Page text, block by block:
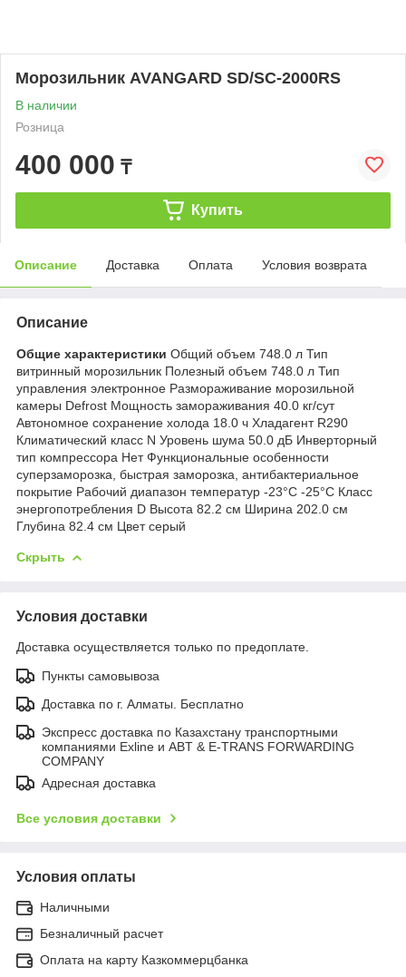
Морозильник AVANGARD SD/SC-2000RS
В наличии
Розница
400 000 ₸
Купить
Описание Доставка Оплата Условия возврата
Описание
Общие характеристики Общий объем 748.0 л Тип
витринный морозильник Полезный объем 748.0 л Тип
управления электронное Размораживание морозильной
камеры Defrost Мощность замораживания 40.0 кг/сут
Автономное сохранение холода 18.0 ч Хладагент R290
Климатический класс N Уровень шума 50.0 дБ Инверторный
тип компрессора Нет Функциональные особенности
суперзаморозка, быстрая заморозка, антибактериальное
покрытие Рабочий диапазон температур -23°С -25°С Класс
энергопотребления D Высота 82.2 см Ширина 202.0 см
Глубина 82.4 см Цвет серый
Скрыть
Условия доставки
Доставка осуществляется только по предоплате.
Пункты самовывоза
Доставка по г. Алматы. Бесплатно
Экспресс доставка по Казахстану транспортными
компаниями Exline и ABT & E-TRANS FORWARDING
COMPANY
Адресная доставка
Все условия доставки
Условия оплаты
Наличными
Безналичный расчет
Оплата на карту Казкоммерцбанка